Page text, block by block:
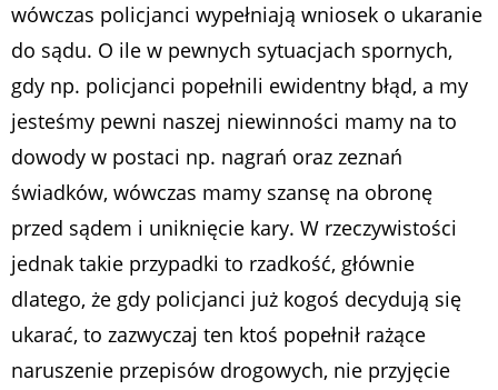
wówczas policjanci wypełniają wniosek o ukaranie
do sądu. O ile w pewnych sytuacjach spornych,
gdy np. policjanci popełnili ewidentny błąd, a my
jesteśmy pewni naszej niewinności mamy na to
dowody w postaci np. nagrań oraz zeznań
świadków, wówczas mamy szansę na obronę
przed sądem i uniknięcie kary. W rzeczywistości
jednak takie przypadki to rzadkość, głównie
dlatego, że gdy policjanci już kogoś decydują się
ukarać, to zazwyczaj ten ktoś popełnił rażące
naruszenie przepisów drogowych, nie przyjęcie